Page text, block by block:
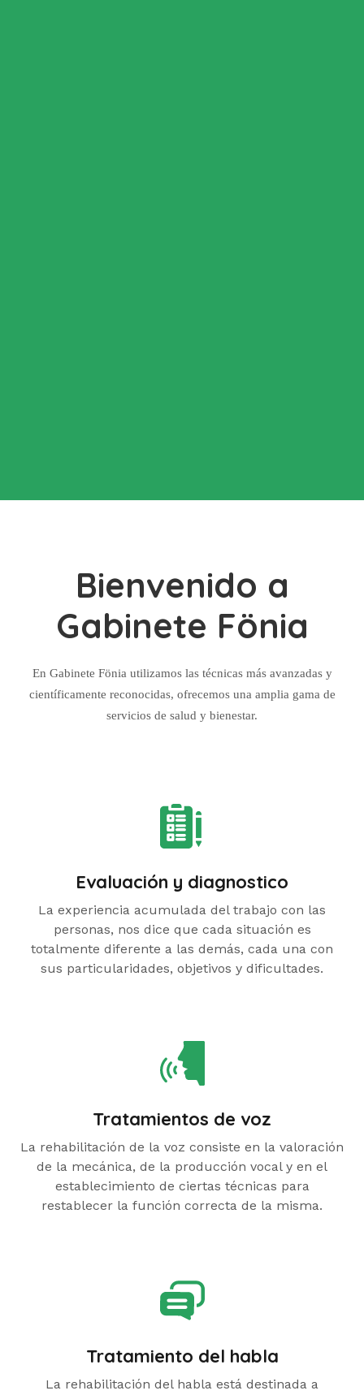
Bienvenido a
Gabinete Fönia
En Gabinete Fönia utilizamos las técnicas más avanzadas y
científicamente reconocidas, ofrecemos una amplia gama de
servicios de salud y bienestar.
Evaluación y diagnostico
La experiencia acumulada del trabajo con las
personas, nos dice que cada situación es
totalmente diferente a las demás, cada una con
sus particularidades, objetivos y dificultades.
Tratamientos de voz
La rehabilitación de la voz consiste en la valoración
de la mecánica, de la producción vocal y en el
establecimiento de ciertas técnicas para
restablecer la función correcta de la misma.
Tratamiento del habla
La rehabilitación del habla está destinada a